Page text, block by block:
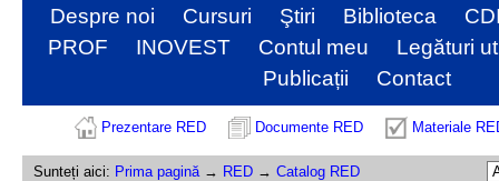
Despre noi Cursuri Ştiri Biblioteca
PROF
INOVEST Contul meu
Legături
Publicații
Contact
Prezentare RED Documente RED Materiale
Sunteți aici: Prima pagină→ RED → Catalog RED